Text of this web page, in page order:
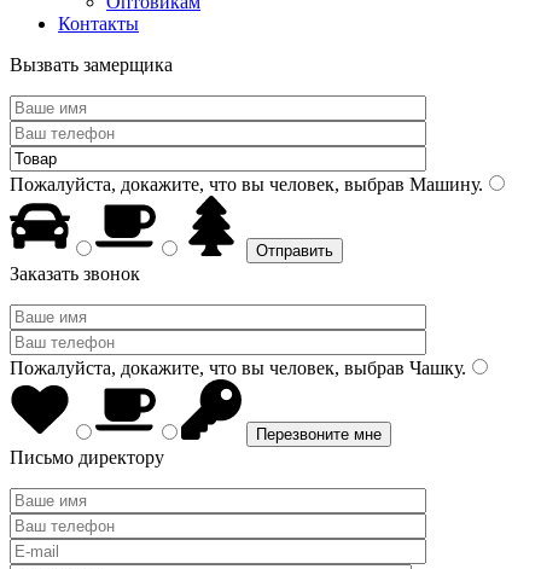
Контакты
Вызвать замерщика
Пожалуйста, докажите, что вы человек, выбрав Машину.
Заказать звонок
Пожалуйста, докажите, что вы человек, выбрав Чашку.
Письмо директору